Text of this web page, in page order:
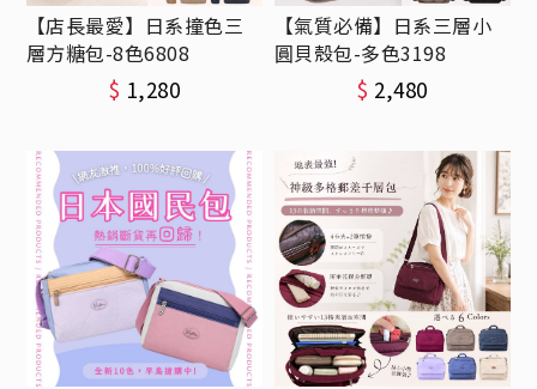
【店長最愛】日系撞色三
層方糖包-8色6808
$ 1,280
【氣質必備】日系三層小
圓貝殼包-多色3198
$ 2,480